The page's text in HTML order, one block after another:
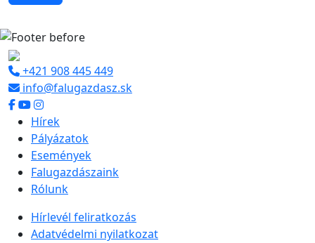
+421 908 445 449
info@falugazdasz.sk
Hírek
Pályázatok
Események
Falugazdászaink
Rólunk
Hírlevél feliratkozás
Adatvédelmi nyilatkozat